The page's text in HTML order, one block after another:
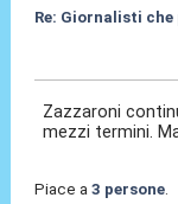
Re: Giornalisti
Zazzaroni
mezzi termini.
Piace a 3 persone.